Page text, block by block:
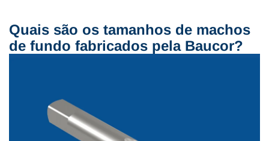
Quais são os tamanhos de machos
de fundo fabricados pela Baucor?